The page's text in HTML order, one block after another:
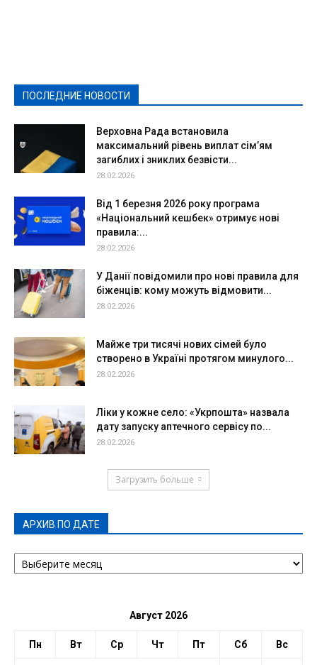
ПОСЛЕДНИЕ НОВОСТИ
Верховна Рада встановила
максимальний рівень виплат сім’ям
загиблих і зниклих безвісти...
28.02.2026
Від 1 березня 2026 року програма
«Національний кешбек» отримує нові
правила:...
28.02.2026
У Данії повідомили про нові правила для
біженців: кому можуть відмовити...
28.02.2026
Майже три тисячі нових сімей було
створено в Україні протягом минулого...
28.02.2026
Ліки у кожне село: «Укрпошта» назвала
дату запуску аптечного сервісу по...
28.02.2026
Загрузить больше
АРХИВ ПО ДАТЕ
АРХИВ
ПО
Август 2026
Пн Вт Ср Чт Пт Сб Вс